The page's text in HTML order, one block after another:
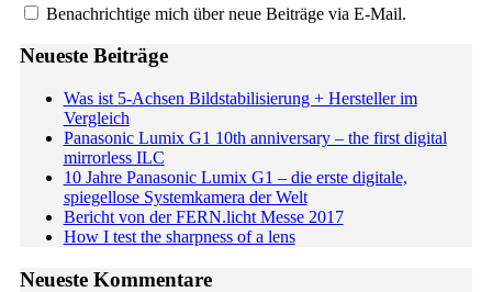
Benachrichtige mich über neue Beiträge via E-Mail.
Neueste Beiträge
Was ist 5-Achsen Bildstabilisierung + Hersteller im
Vergleich
Panasonic Lumix G1 10th anniversary – the first digital
mirrorless ILC
10 Jahre Panasonic Lumix G1 – die erste digitale,
spiegellose Systemkamera der Welt
Bericht von der FERN.licht Messe 2017
How I test the sharpness of a lens
Neueste Kommentare